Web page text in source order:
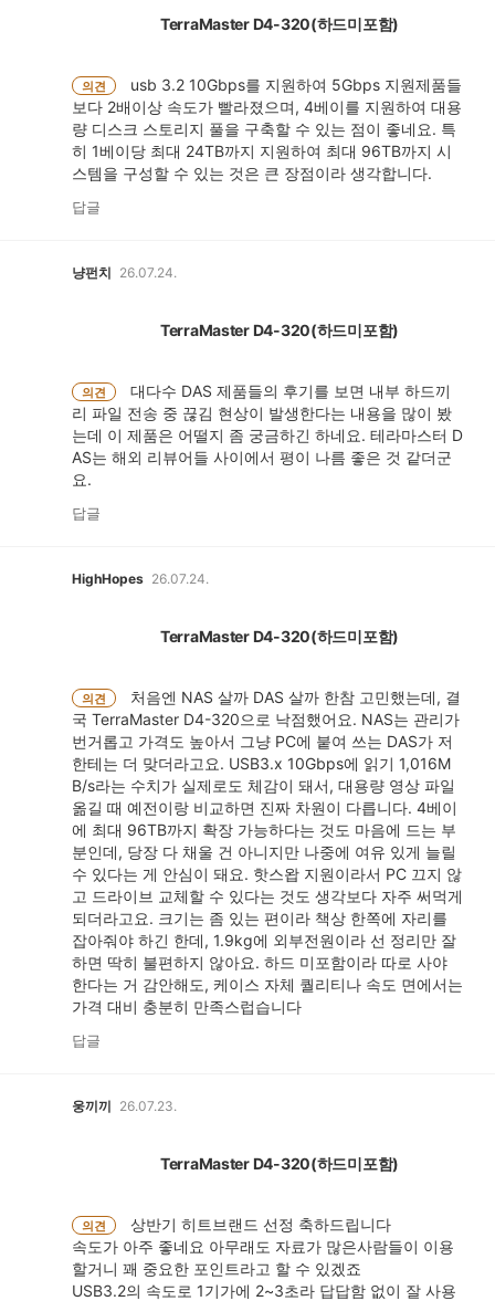
TerraMaster D4-320(하드미포함)
의견
usb 3.2 10Gbps를 지원하여 5Gbps 지원제품들
보다 2배이상 속도가 빨라졌으며, 4베이를 지원하여 대용
량 디스크 스토리지 풀을 구축할 수 있는 점이 좋네요. 특
히 1베이당 최대 24TB까지 지원하여 최대 96TB까지 시
스템을 구성할 수 있는 것은 큰 장점이라 생각합니다.
답글
냥펀치 26.07.24.
TerraMaster D4-320(하드미포함)
의견
대다수 DAS 제품들의 후기를 보면 내부 하드끼
리 파일 전송 중 끊김 현상이 발생한다는 내용을 많이 봤
는데 이 제품은 어떨지 좀 궁금하긴 하네요. 테라마스터 D
AS는 해외 리뷰어들 사이에서 평이 나름 좋은 것 같더군
요.
답글
HighHopes 26.07.24.
TerraMaster D4-320(하드미포함)
의견
처음엔 NAS 살까 DAS 살까 한참 고민했는데, 결
국 TerraMaster D4-320으로 낙점했어요. NAS는 관리가
번거롭고 가격도 높아서 그냥 PC에 붙여 쓰는 DAS가 저
한테는 더 맞더라고요. USB3.x 10Gbps에 읽기 1,016M
B/s라는 수치가 실제로도 체감이 돼서, 대용량 영상 파일
옮길 때 예전이랑 비교하면 진짜 차원이 다릅니다. 4베이
에 최대 96TB까지 확장 가능하다는 것도 마음에 드는 부
분인데, 당장 다 채울 건 아니지만 나중에 여유 있게 늘릴
수 있다는 게 안심이 돼요. 핫스왑 지원이라서 PC 끄지 않
고 드라이브 교체할 수 있다는 것도 생각보다 자주 써먹게
되더라고요. 크기는 좀 있는 편이라 책상 한쪽에 자리를
잡아줘야 하긴 한데, 1.9kg에 외부전원이라 선 정리만 잘
하면 딱히 불편하지 않아요. 하드 미포함이라 따로 사야
한다는 거 감안해도, 케이스 자체 퀄리티나 속도 면에서는
가격 대비 충분히 만족스럽습니다
답글
웅끼끼 26.07.23.
TerraMaster D4-320(하드미포함)
의견
상반기 히트브랜드 선정 축하드립니다
속도가 아주 좋네요 아무래도 자료가 많은사람들이 이용
할거니 꽤 중요한 포인트라고 할 수 있겠죠
USB3.2의 속도로 1기가에 2~3초라 답답함 없이 잘 사용